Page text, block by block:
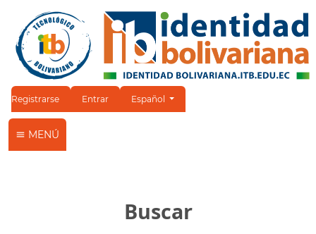
Registrarse Entrar Cambiar el idioma. El idioma actual es:
Español
MENÚ
Buscar